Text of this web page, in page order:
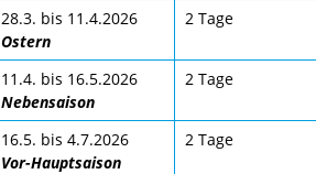
28.3. bis 11.4.2026
Ostern
2 Tage
11.4. bis 16.5.2026
Nebensaison
2 Tage
16.5. bis 4.7.2026
Vor-Hauptsaison
2 Tage